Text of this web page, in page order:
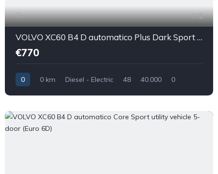
1
VOLVO XC60 B4 D automatico Plus Dark Sport utility vehicle 5-door (Euro 6D)
€770
0 0 km Diesel - Electric 48 40.000 0